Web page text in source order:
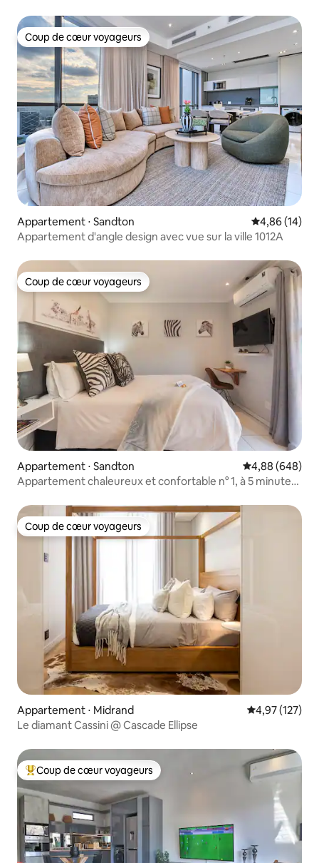
Coup de cœur voyageurs
Coup de cœur voyageurs
Appartement ⋅ Sandton Évaluation
4,86 (14)
Appartement d'angle design avec vue sur la ville 1012A
Coup de cœur voyageurs
Coup de cœur voyageurs
Appartement ⋅ Sandton Évaluation
4,88 (648)
Appartement chaleureux et confortable n° 1, à 5 minutes
Coup de cœur voyageurs
Coup de cœur voyageurs
Appartement ⋅ Midrand Évaluation
4,97 (127)
Le diamant Cassini @ Cascade Ellipse
Coups de cœur voyageurs les plus appréciés
Coup de cœur voyageurs